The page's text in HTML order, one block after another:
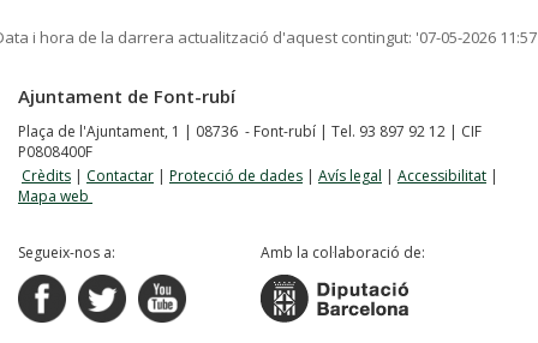
i hora de la darrera actualització d'aquest contingut: '07-05-2026 11:57
Ajuntament de Font-rubí
Plaça de l'Ajuntament, 1 | 08736 - Font-rubí | Tel. 93 897 92 12 | CIF
P0808400F
Crèdits | Contactar | Protecció de dades | Avís legal | Accessibilitat |
Mapa web
Segueix-nos a: Amb la col·laboració de: